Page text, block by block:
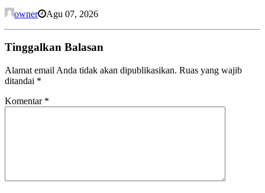
owner Agu 07, 2026
Tinggalkan Balasan
Alamat email Anda tidak akan dipublikasikan. Ruas yang wajib
ditandai *
Komentar *